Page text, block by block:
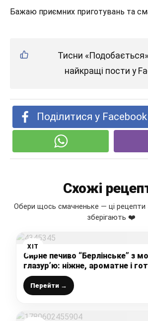
Бажаю приємних приготувань та
Тисни
найкращі пости у
Поділитися у Facebook
Схожі
Обери щось смачненьке — ці рецепти
зберігають ❤️
ХІТ
Сирне печиво “Берлінське” з
глазур’ю: ніжне, ароматне і
лічені хвилини – простий рецепт
Перейти →